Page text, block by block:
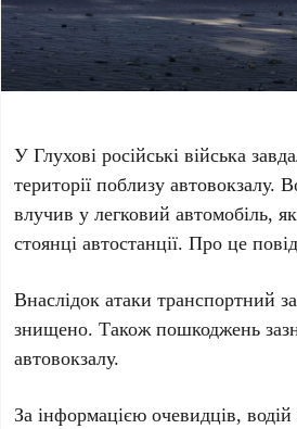
У Глухові російські війська
території поблизу автовокзалу.
влучив у легковий автомобіль,
стоянці автостанції. Про це
Внаслідок атаки транспортний
знищено. Також пошкоджень
автовокзалу.
За інформацією очевидців,